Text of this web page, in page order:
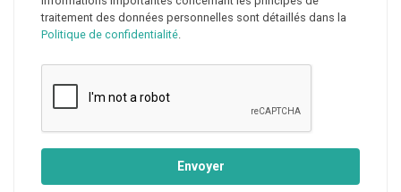
traitement des données personnelles sont détaillés dans la
Politique de confidentialité.
Envoyer